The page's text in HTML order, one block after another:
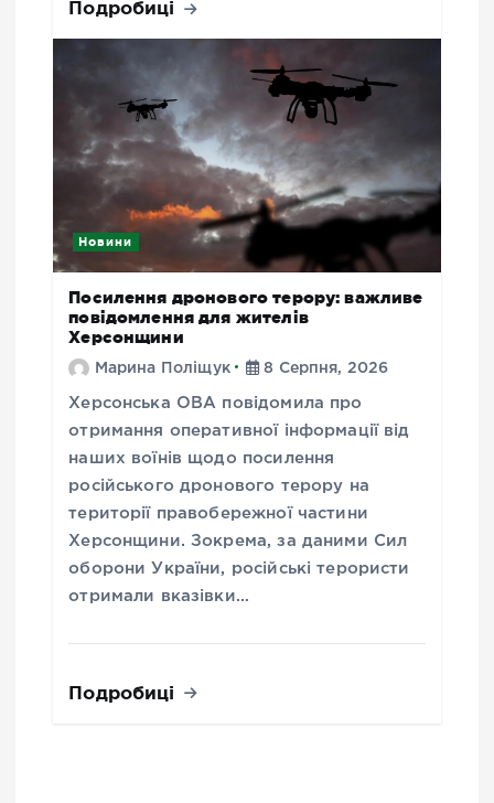
Подробиці
Новини
Посилення дронового терору: важливе
повідомлення для жителів
Херсонщини
Марина Поліщук 8 Серпня, 2026
Херсонська ОВА повідомила про
отримання оперативної інформації від
наших воїнів щодо посилення
російського дронового терору на
території правобережної частини
Херсонщини. Зокрема, за даними Сил
оборони України, російські терористи
отримали вказівки…
Подробиці